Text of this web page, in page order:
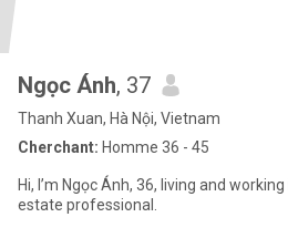
Ngọc Ánh, 37
Thanh Xuan, Hà Nội, Vietnam
Cherchant: Homme 36 - 45
Hi, I’m Ngọc Ánh, 36, living and
estate professional.